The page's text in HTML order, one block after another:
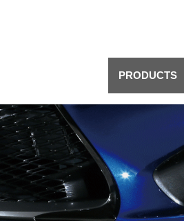
PRODUCTS